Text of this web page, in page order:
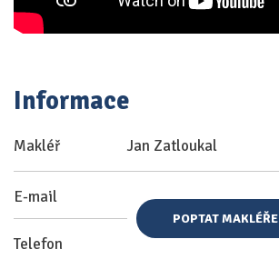
Informace
Makléř Jan Zatloukal
E-mail
Telefon
POPTAT MAKLÉŘE